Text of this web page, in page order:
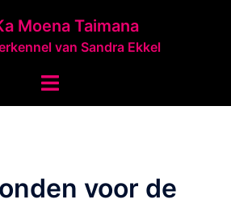
Moena Taimana
van Sandra Ekkel
Toggle
voor de